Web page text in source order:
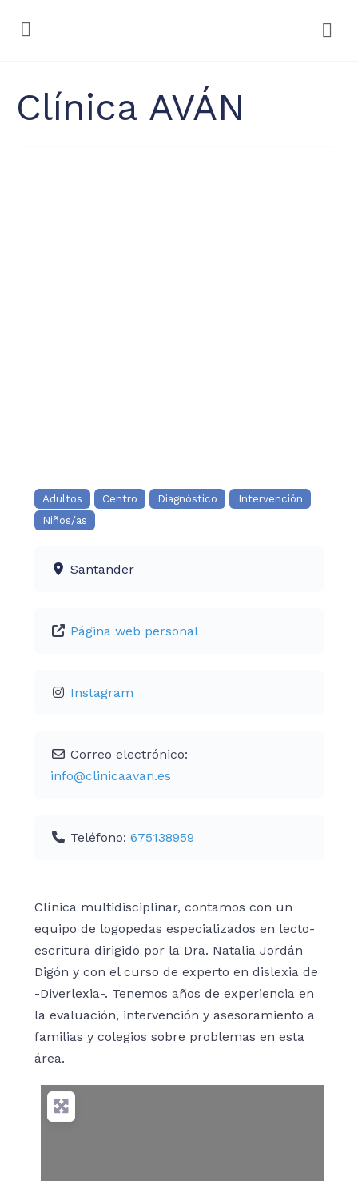
Clínica AVÁN
Adultos Centro Diagnóstico
Intervención
Niños/as
Santander
Página web personal
Instagram
Correo electrónico:
info@clinicaavan.es
Teléfono: 675138959
Clínica multidisciplinar, contamos con un
equipo de logopedas especializados en lecto-
escritura dirigido por la Dra. Natalia Jordán
Digón y con el curso de experto en dislexia de
-Diverlexia-. Tenemos años de experiencia en
la evaluación, intervención y asesoramiento a
familias y colegios sobre problemas en esta
área.